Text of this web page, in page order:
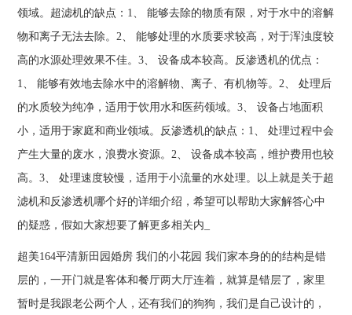
领域。超滤机的缺点：1、 能够去除的物质有限，对于水中的溶解
物和离子无法去除。2、 能够处理的水质要求较高，对于浑浊度较
高的水源处理效果不佳。3、 设备成本较高。反渗透机的优点：
1、 能够有效地去除水中的溶解物、离子、有机物等。2、 处理后
的水质较为纯净，适用于饮用水和医药领域。3、 设备占地面积
小，适用于家庭和商业领域。反渗透机的缺点：1、 处理过程中会
产生大量的废水，浪费水资源。2、 设备成本较高，维护费用也较
高。3、 处理速度较慢，适用于小流量的水处理。以上就是关于超
滤机和反渗透机哪个好的详细介绍，希望可以帮助大家解答心中
的疑惑，假如大家想要了解更多相关内_
超美164平清新田园婚房 我们的小花园 我们家本身的的结构是错
层的，一开门就是客体和餐厅两大厅连着，就算是错层了，家里
暂时是我跟老公两个人，还有我们的狗狗，我们是自己设计的，